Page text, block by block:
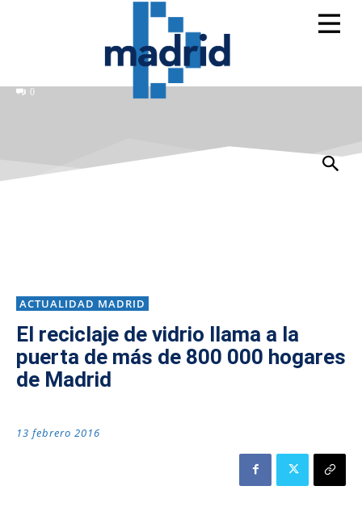
0
ACTUALIDAD MADRID
El reciclaje de vidrio llama a la
puerta de más de 800 000 hogares
de Madrid
13 febrero 2016